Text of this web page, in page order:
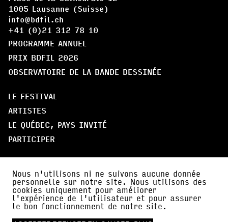
1005 Lausanne (Suisse)
info@bdfil.ch
+41 (0)21 312 78 10
PROGRAMME ANNUEL
PRIX BDFIL 2026
OBSERVATOIRE DE LA BANDE DESSINÉE
LE FESTIVAL
ARTISTES
LE QUÉBEC, PAYS INVITÉ
PARTICIPER
PARTENAIRES
AMI·E·S DE BDFIL
CERCLE DES MÉCÈNES
Nous n'utilisons ni ne suivons aucune donnée
personnelle sur notre site. Nous utilisons des
cookies uniquement pour améliorer
l'expérience de l'utilisateur et pour assurer
le bon fonctionnement de notre site.